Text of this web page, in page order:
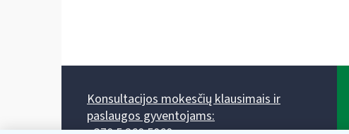
Konsultacijos mokesčių klausimais ir
paslaugos gyventojams: